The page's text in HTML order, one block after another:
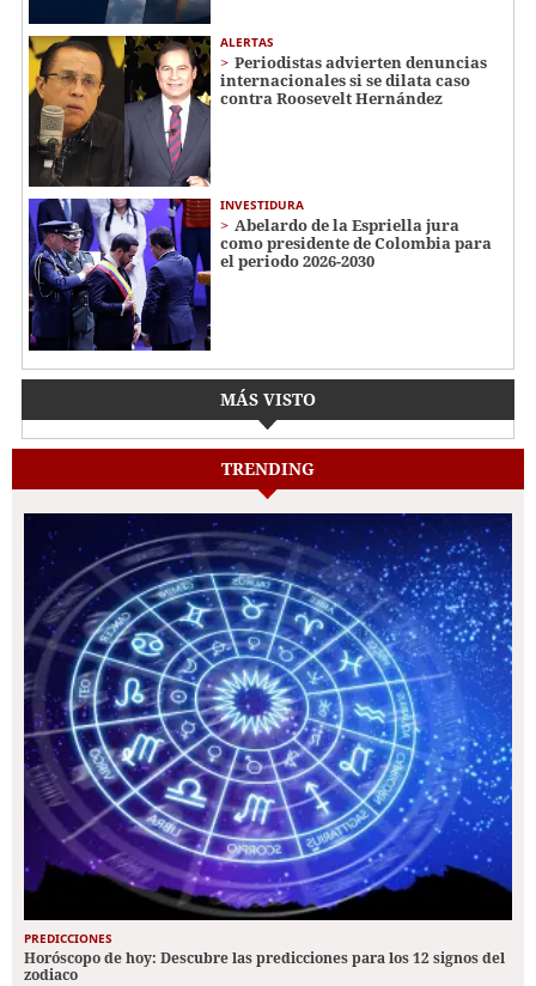
ALERTAS
Periodistas advierten denuncias
internacionales si se dilata caso
contra Roosevelt Hernández
INVESTIDURA
Abelardo de la Espriella jura
como presidente de Colombia para
el periodo 2026-2030
MÁS VISTO
TRENDING
PREDICCIONES
Horóscopo de hoy: Descubre las predicciones para los 12 signos del
zodiaco